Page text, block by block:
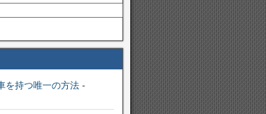
を持つ唯一の方法-